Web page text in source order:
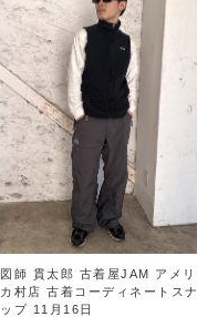
図師 貫太郎 古着屋JAM アメリ
カ村店 古着コーディネートスナ
ップ 11月16日